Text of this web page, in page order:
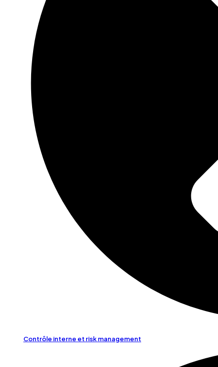
Contrôle interne et risk management